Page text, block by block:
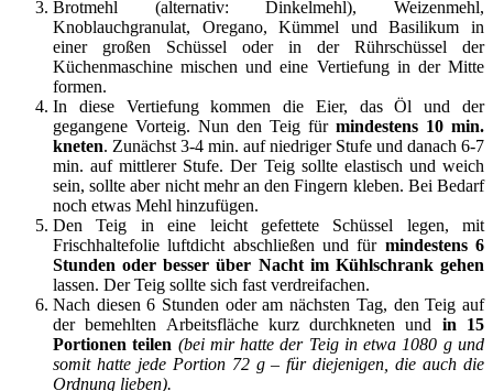
Brotmehl (alternativ: Dinkelmehl), Weizenmehl,
Knoblauchgranulat, Oregano, Kümmel und Basilikum in
einer großen Schüssel oder in der Rührschüssel der
Küchenmaschine mischen und eine Vertiefung in der Mitte
formen.
In diese Vertiefung kommen die Eier, das Öl und der
gegangene Vorteig. Nun den Teig für mindestens 10 min.
kneten. Zunächst 3-4 min. auf niedriger Stufe und danach 6-7
min. auf mittlerer Stufe. Der Teig sollte elastisch und weich
sein, sollte aber nicht mehr an den Fingern kleben. Bei Bedarf
noch etwas Mehl hinzufügen.
Den Teig in eine leicht gefettete Schüssel legen, mit
Frischhaltefolie luftdicht abschließen und fürmindestens 6
Stunden oder besser über Nacht im Kühlschrank gehen
lassen. Der Teig sollte sich fast verdreifachen.
Nach diesen 6 Stunden oder am nächsten Tag, den Teig auf
der bemehlten Arbeitsfläche kurz durchkneten und in 15
Portionen teilen (bei mir hatte der Teig in etwa 1080 g und
somit hatte jede Portion 72 g – für diejenigen, die auch die
Ordnung lieben).